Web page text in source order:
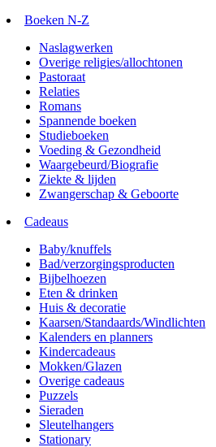
Boeken N-Z
Naslagwerken
Overige religies/allochtonen
Pastoraat
Relaties
Romans
Spannende boeken
Studieboeken
Voeding & Gezondheid
Waargebeurd/Biografie
Ziekte & lijden
Zwangerschap & Geboorte
Cadeaus
Baby/knuffels
Bad/verzorgingsproducten
Bijbelhoezen
Eten & drinken
Huis & decoratie
Kaarsen/Standaards/Windlichten
Kalenders en planners
Kindercadeaus
Mokken/Glazen
Overige cadeaus
Puzzels
Sieraden
Sleutelhangers
Stationary